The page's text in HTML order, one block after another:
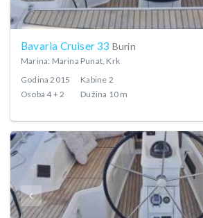
Bavaria Cruiser 33 Burin
Marina: Marina Punat, Krk
Godina 2015 Kabine 2
Osoba 4 + 2 Dužina 10 m